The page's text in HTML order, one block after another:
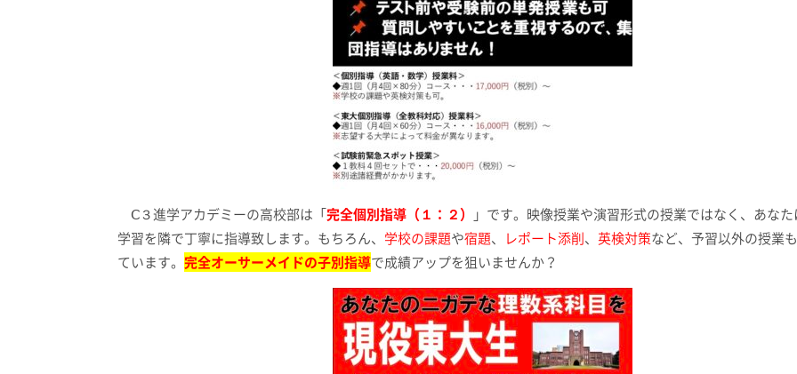
Ⅽ３進学アカデミーの高校部は「完全個別指導（１：２）
」です。映像授業や演習形式の授業ではなく、あな
学習を隣で丁寧に指導致します。もちろん、 学校の課題や宿題、 レポート添削、 英検対策など、予習以外の授業
ています。 完全オーサーメイドの子別指導で成績アップを狙いませんか？